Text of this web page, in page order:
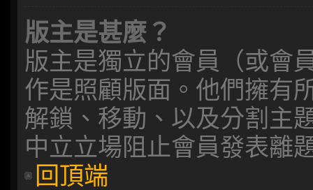
版主是甚麼？
版主是獨立的會員（或會
作是照顧版面。他們擁有
解鎖、移動、以及分割主
中立立場阻止會員發表離
回頂端